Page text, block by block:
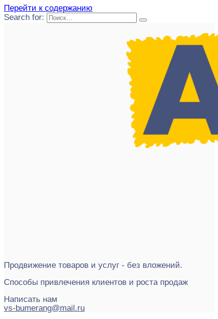
Перейти к содержанию
Search for:
Продвижение товаров и услуг - без вложений.
Способы привлечения клиентов и роста продаж
Написать нам
vs-bumerang@mail.ru